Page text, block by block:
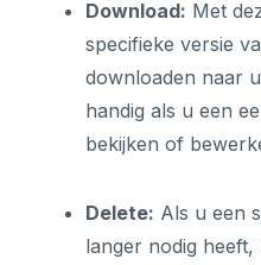
Download: Met
specifieke versie
downloaden naar
handig als u een
bekijken of
Delete: Als u een
langer nodig